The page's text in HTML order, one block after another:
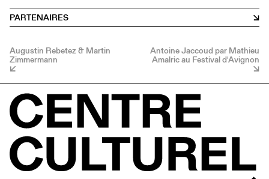
PARTENAIRES
Augustin Rebetez & Martin
Zimmermann
Antoine Jaccoud par Mathieu
Amalric au Festival d'Avignon